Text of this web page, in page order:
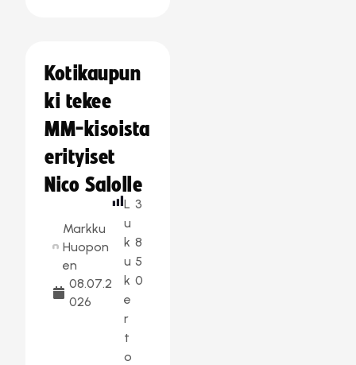
Kotikaupun
ki tekee
MM-kisoista
erityiset
Nico Salolle
Markku
Huopon
en
08.07.2
026
L
u
k
u
k
e
r
t
o
3
8
5
0